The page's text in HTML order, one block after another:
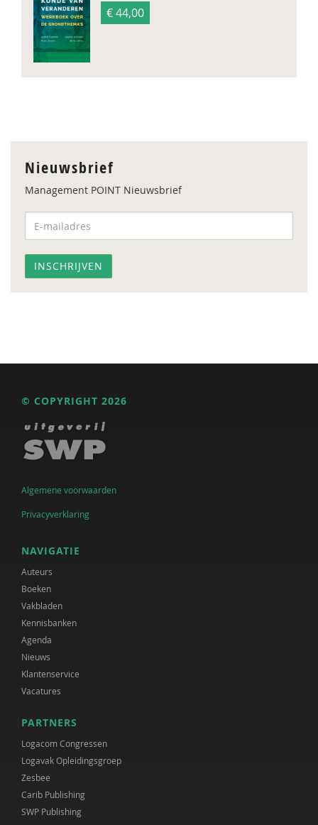
€ 44,00
Nieuwsbrief
Management POINT Nieuwsbrief
© COPYRIGHT 2026
Algemene voorwaarden
Privacyverklaring
NAVIGATIE
Auteurs
Boeken
Vakbladen
Kennisbanken
Agenda
Nieuws
Klantenservice
Vacatures
PARTNERS
Logacom Congressen
Logavak Opleidingsgroep
Zesbee
Carib Publishing
SWP Publishing